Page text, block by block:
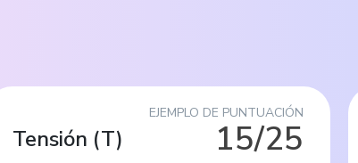
EJEMPLO DE PUNTUACIÓN
15/25
Tensión (T)